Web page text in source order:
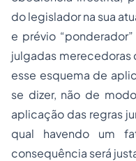
do legislador na sua
e prévio
julgadas
esse esquema de
se dizer, não de
aplicação das regras
qual havendo um
consequência será